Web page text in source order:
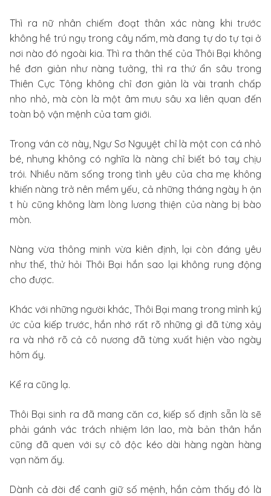
Thì ra nữ nhân chiếm đoạt thân xác nàng khi trước
không hề trú ngụ trong cây nấm, mà đang tự do tự tại ở
nơi nào đó ngoài kia. Thì ra thân thế của Thôi Bại không
hề đơn giản như nàng tưởng, thì ra thứ ẩn sâu trong
Thiên Cực Tông không chỉ đơn giản là vài tranh chấp
nho nhỏ, mà còn là một âm mưu sâu xa liên quan đến
toàn bộ vận mệnh của tam giới.
Trong ván cờ này, Ngư Sơ Nguyệt chỉ là một con cá nhỏ
bé, nhưng không có nghĩa là nàng chỉ biết bó tay chịu
trói. Nhiều năm sống trong tình yêu của cha mẹ không
khiến nàng trở nên mềm yếu, cả những tháng ngày h ận
t hù cũng không làm lòng lương thiện của nàng bị bào
mòn.
Nàng vừa thông minh vừa kiên định, lại còn đáng yêu
như thế, thử hỏi Thôi Bại hắn sao lại không rung động
cho được.
Khác với những người khác, Thôi Bại mang trong mình ký
ức của kiếp trước, hắn nhớ rất rõ những gì đã từng xảy
ra và nhớ rõ cả cô nương đã từng xuất hiện vào ngày
hôm ấy.
Kể ra cũng lạ.
Thôi Bại sinh ra đã mang căn cơ, kiếp số định sẵn là sẽ
phải gánh vác trách nhiệm lớn lao, mà bản thân hắn
cũng đã quen với sự cô độc kéo dài hàng ngàn hàng
vạn năm ấy.
Dành cả đời để canh giữ số mệnh, hắn cảm thấy đó là